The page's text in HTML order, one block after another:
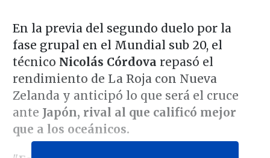
En la previa del segundo duelo por la
fase grupal en el Mundial sub 20, el
técnico Nicolás Córdova repasó el
rendimiento de La Roja con Nueva
Zelanda y anticipó lo que será el cruce
ante Japón, rival al que calificó mejor
que a los oceánicos.